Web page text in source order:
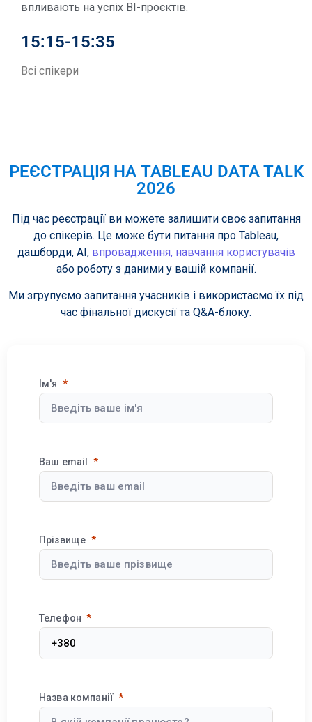
впливають на успіх BI-проєктів.
15:15-15:35
Всі спікери
РЕЄСТРАЦІЯ НА TABLEAU DATA TALK
2026
Під час реєстрації ви можете залишити своє запитання
до спікерів. Це може бути питання про Tableau,
дашборди, AI, впровадження, навчання користувачів
або роботу з даними у вашій компанії.
Ми згрупуємо запитання учасників і використаємо їх під
час фінальної дискусії та Q&A-блоку.
Ім'я
Ваш email
Прізвище
Телефон
Назва компанії